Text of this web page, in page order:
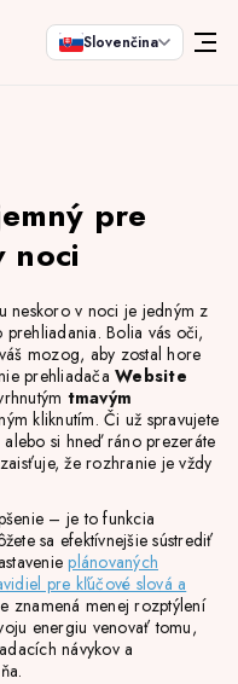
Slovenčina
pre
noci
neskoro v noci je jedným z
Bolia vás oči,
mozog, aby zostal hore
prehliadača Website
tmavým
kliknutím. Či už spravujete
si hneď ráno prezeráte
že rozhranie je vždy
– je to funkcia
sa efektívnejšie sústrediť
plánovaných
pre kľúčové slová a
znamená menej rozptýlení
energiu venovať tomu,
návykov a